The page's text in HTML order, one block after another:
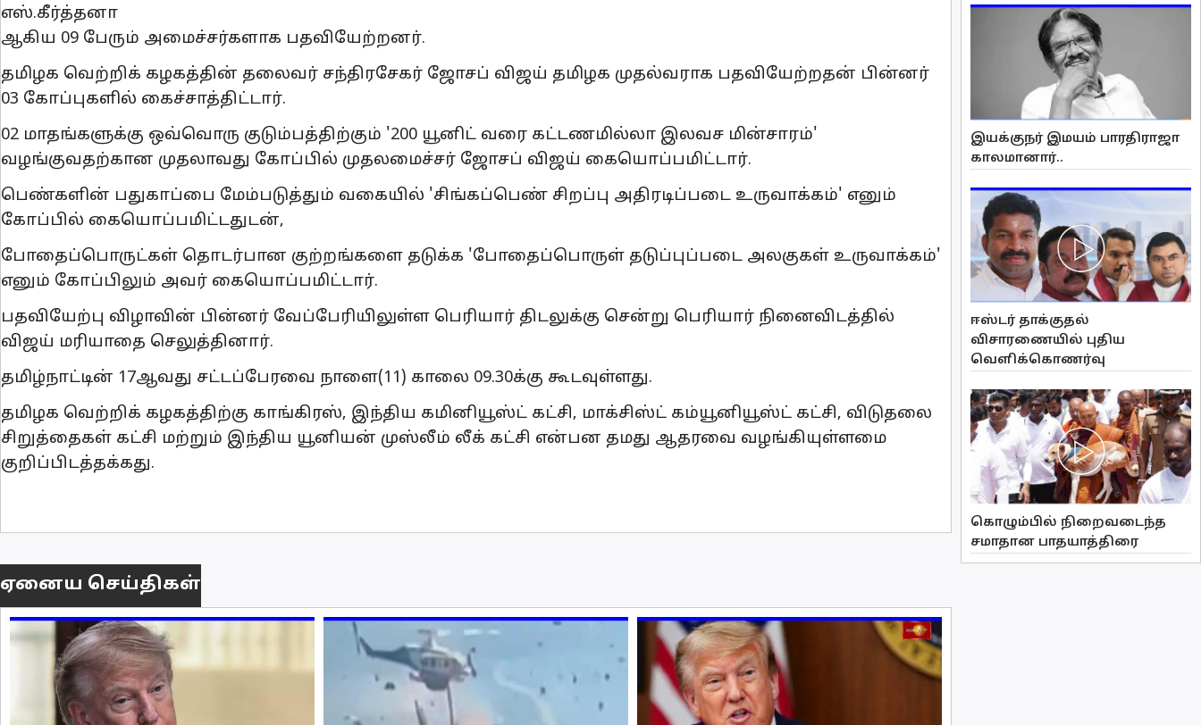
எஸ்.கீர்த்தனா
ஆகிய 09 பேரும் அமைச்சர்களாக பதவியேற்றனர்.
தமிழக வெற்றிக் கழகத்தின் தலைவர் சந்திரசேகர் ஜோசப் விஜய் தமிழக முதல்வராக பதவியேற்றதன் பின்னர்
03 கோப்புகளில் கைச்சாத்திட்டார்.
02 மாதங்களுக்கு ஒவ்வொரு குடும்பத்திற்கும் '200 யூனிட் வரை கட்டணமில்லா இலவச மின்சாரம்'
வழங்குவதற்கான முதலாவது கோப்பில் முதலமைச்சர் ஜோசப் விஜய் கையொப்பமிட்டார்.
பெண்களின் பதுகாப்பை மேம்படுத்தும் வகையில் 'சிங்கப்பெண் சிறப்பு அதிரடிப்படை உருவாக்கம்' எனும்
கோப்பில் கையொப்பமிட்டதுடன்,
போதைப்பொருட்கள் தொடர்பான குற்றங்களை தடுக்க 'போதைப்பொருள் தடுப்புப்படை அலகுகள் உருவாக்கம்'
எனும் கோப்பிலும் அவர் கையொப்பமிட்டார்.
பதவியேற்பு விழாவின் பின்னர் வேப்பேரியிலுள்ள பெரியார் திடலுக்கு சென்று பெரியார் நினைவிடத்தில்
விஜய் மரியாதை செலுத்தினார்.
தமிழ்நாட்டின் 17ஆவது சட்டப்பேரவை நாளை(11) காலை 09.30க்கு கூடவுள்ளது.
தமிழக வெற்றிக் கழகத்திற்கு காங்கிரஸ், இந்திய கமினியூஸ்ட் கட்சி, மாக்சிஸ்ட் கம்யூனியூஸ்ட் கட்சி, விடுதலை
சிறுத்தைகள் கட்சி மற்றும் இந்திய யூனியன் முஸ்லீம் லீக் கட்சி என்பன தமது ஆதரவை வழங்கியுள்ளமை
குறிப்பிடத்தக்கது.
ஏனைய செய்திகள்
இயக்குநர் இமயம் பாரதிராஜா
காலமானார்..
ஈஸ்டர் தாக்குதல்
விசாரணையில் புதிய
வௌிக்கொணர்வு
கொழும்பில் நிறைவடைந்த
சமாதான பாதயாத்திரை